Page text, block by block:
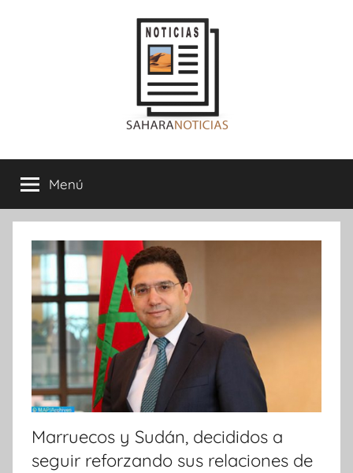
Sahara
Noticias
Menú
Marruecos y Sudán, decididos a
seguir reforzando sus relaciones de